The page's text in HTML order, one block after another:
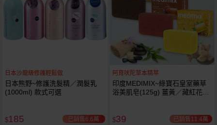
日本沙龍級修護輕鬆做
日本熊野~修護洗髮精／潤髮乳
(1000ml) 款式可選
$185 已銷售6.6萬
阿育吠陀草本精萃
印度MEDIMIX~綠寶石皇室藥草
浴美肌皂(125g) 薑黃／藏紅花／
$39 已銷售11.4萬